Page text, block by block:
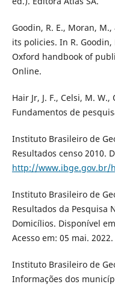
Goodin, R. E., Moran,
its policies. In R.
Oxford handbook of
Online.
Hair Jr, J. F., Celsi, M.
Fundamentos de
Instituto Brasileiro de
Resultados censo 2010.
http://www.ibge.gov.br/
Instituto Brasileiro de
Resultados da Pesquisa
Domicílios. Disponível
Acesso em: 05 mai. 2022.
Instituto Brasileiro de
Informações dos